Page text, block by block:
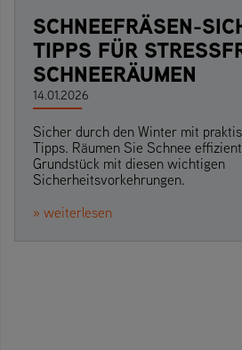
SCHNEEFRÄSEN-
TIPPS FÜR
SCHNEERÄUMEN
14.01.2026
Sicher durch den Winter mit
Tipps. Räumen Sie Schnee
Grundstück mit diesen wichtigen
Sicherheitsvorkehrungen.
» weiterlesen